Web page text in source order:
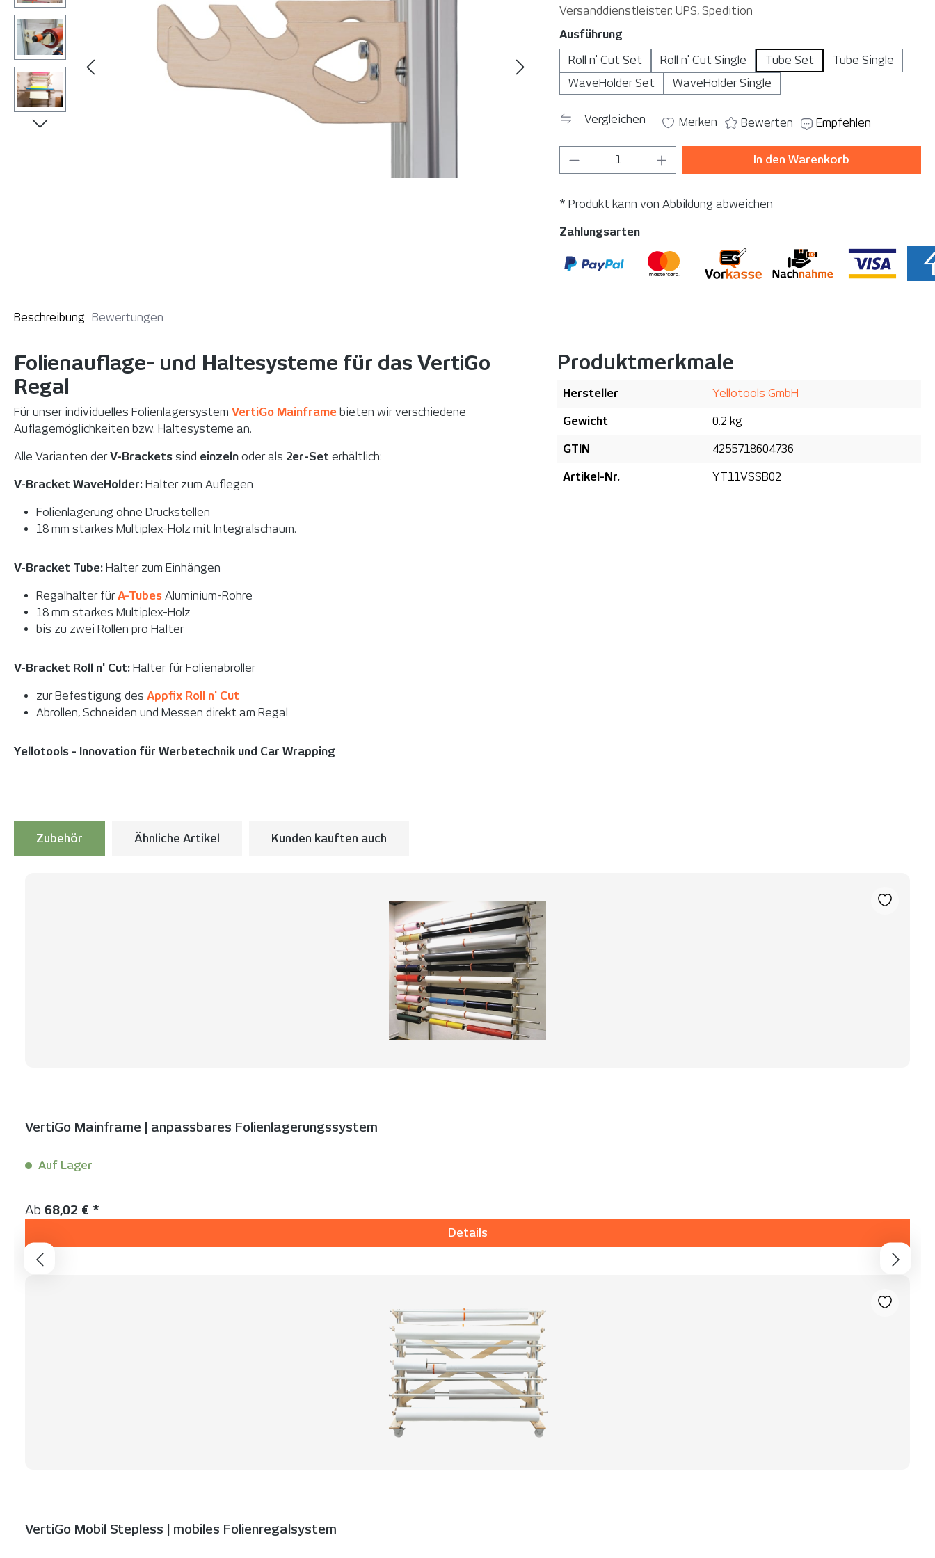
Versanddienstleister: UPS, Spedition
Ausführung
Roll n' Cut Set
Roll n' Cut Single Tube Set
Tube Single
WaveHolder Set
WaveHolder Single
Vergleichen Merken Bewerten Empfehlen
Produkt Anzahl: Gib den gewünschten Wert
In den Warenkorb
* Produkt kann von Abbildung abweichen
Zahlungsarten
Beschreibung Bewertungen
Folienauflage- und Haltesysteme für das VertiGo
Regal
Für unser individuelles Folienlagersystem VertiGo Mainframe bieten wir verschiedene
Auflagemöglichkeiten bzw. Haltesysteme an.
Alle Varianten derV-Brackets sind einzeln oder als 2er-Set erhältlich:
V-Bracket WaveHolder: Halter zum Auflegen
Folienlagerung ohne Druckstellen
18 mm starkes Multiplex-Holz mit Integralschaum.
V-Bracket Tube: Halter zum Einhängen
Regalhalter fürA-Tubes Aluminium-Rohre
18 mm starkes Multiplex-Holz
bis zu zwei Rollen pro Halter
V-Bracket Roll n' Cut: Halter für Folienabroller
zur Befestigung des Appfix Roll n' Cut
Abrollen, Schneiden und Messen direkt am Regal
Yellotools - Innovation für Werbetechnik und Car Wrapping
Produktmerkmale
Hersteller Yellotools GmbH
Gewicht 0.2 kg
GTIN 4255718604736
Artikel-Nr. YT11VSSB02
Zubehör Ähnliche Artikel
Kunden kauften auch
VertiGo Mainframe | anpassbares Folienlagerungssystem
Auf Lager
Regulärer Preis:
Ab 68,02 € *
Details
VertiGo Mobil Stepless | mobiles Folienregalsystem